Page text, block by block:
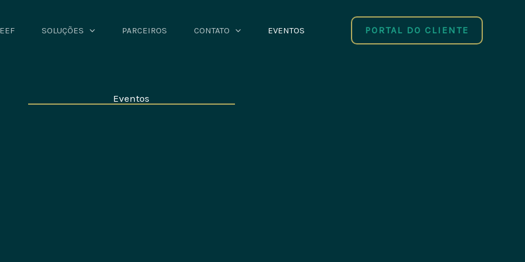
SOLUÇÕES PARCEIROS CONTATO EVENTOS PORTAL DO CLIENTE
Eventos